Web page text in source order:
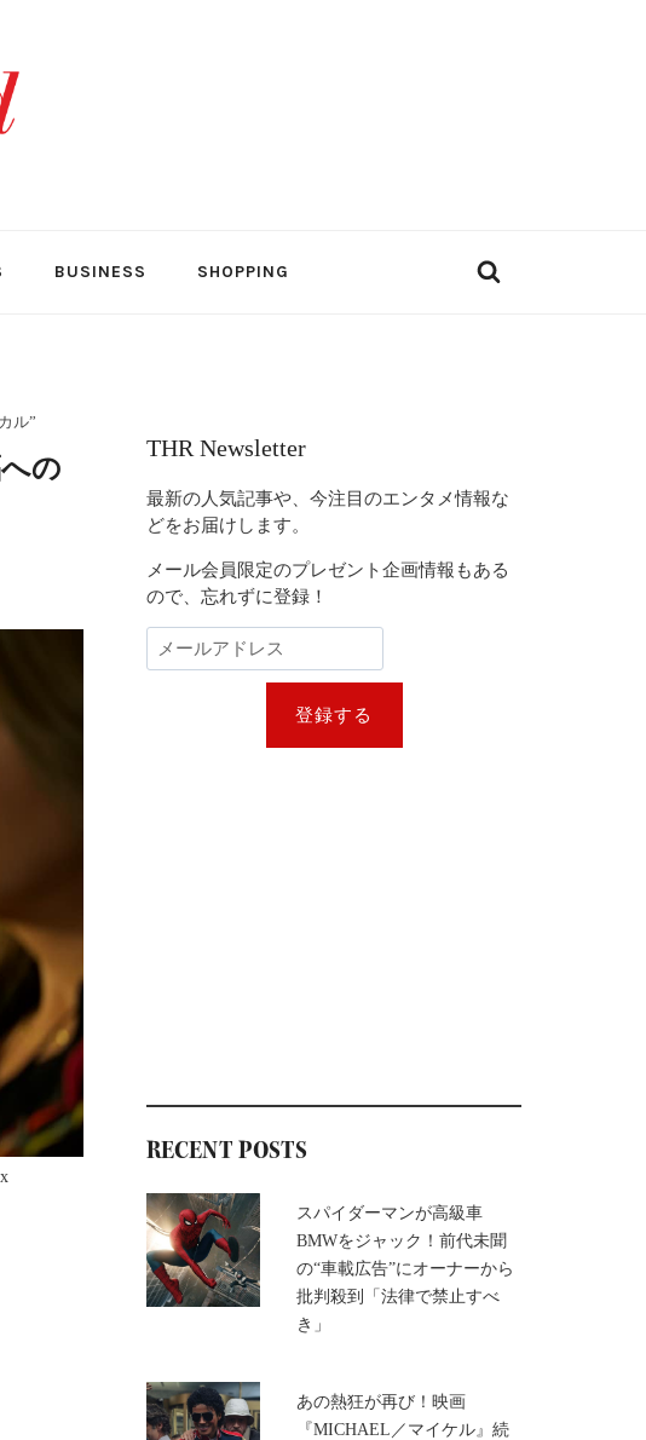
BUSINESS SHOPPING
ル”
の
THR Newsletter
最新の人気記事や、今注目のエンタメ情報な
どをお届けします。
メール会員限定のプレゼント企画情報もある
ので、忘れずに登録！
登録する
RECENT POSTS
スパイダーマンが高級車
BMWをジャック！前代未聞
の“車載広告”にオーナーから
批判殺到「法律で禁止すべ
き」
あの熱狂が再び！映画
『MICHAEL／マイケル』続